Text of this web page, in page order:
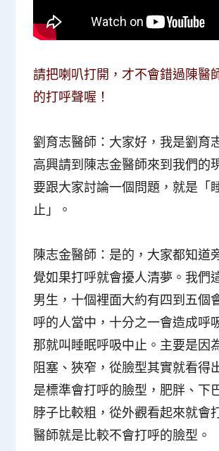
請把喇叭打開，才不會錯過陳醫
的打呼聲喔！
劉育志醫師 ：大家好，我是劉育
高興請到陳志金醫師來到我們的
要跟大家討論一個問題，就是「
止 」。
陳志金醫師 ：是的，大家都知道
覺如果打呼就會擾人清夢。我們
男生，十個裡面大約有四到五個
呼的人當中，十分之一會造成呼
那就叫睡眠呼吸中止。主要是因
阻塞、狹窄，從臉型其實就看得
是標準會打呼的臉型，肥胖、下
脖子比較粗，從外觀看起來就會
醫師就是比較不會打呼的臉型。